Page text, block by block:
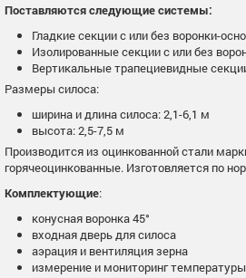
Поставляются следующие системы:
Гладкие секции с или без воронки-
Изолированные секции с или без
Вертикальные трапециевидные
Размеры силоса:
ширина и длина силоса: 2,1-6,1 м
высота: 2,5-7,5 м
Производится из оцинкованной стали
горячеоцинкованные. Изготовляется по
Комплектующие:
конусная воронка 45°
входная дверь для силоса
аэрация и вентиляция зерна
измерение и мониторинг температуры